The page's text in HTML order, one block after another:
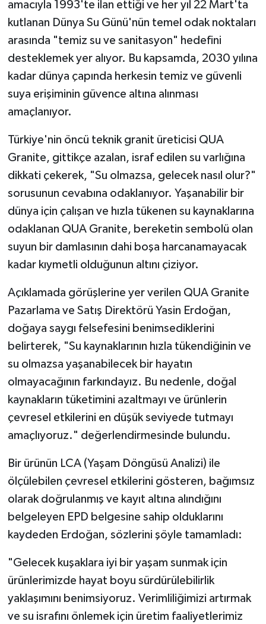
amacıyla 1993'te ilan ettiği ve her yıl 22 Mart'ta
kutlanan Dünya Su Günü'nün temel odak noktaları
arasında "temiz su ve sanitasyon" hedefini
desteklemek yer alıyor. Bu kapsamda, 2030 yılına
kadar dünya çapında herkesin temiz ve güvenli
suya erişiminin güvence altına alınması
amaçlanıyor.
Türkiye'nin öncü teknik granit üreticisi QUA
Granite, gittikçe azalan, israf edilen su varlığına
dikkati çekerek, "Su olmazsa, gelecek nasıl olur?"
sorusunun cevabına odaklanıyor. Yaşanabilir bir
dünya için çalışan ve hızla tükenen su kaynaklarına
odaklanan QUA Granite, bereketin sembolü olan
suyun bir damlasının dahi boşa harcanamayacak
kadar kıymetli olduğunun altını çiziyor.
Açıklamada görüşlerine yer verilen QUA Granite
Pazarlama ve Satış Direktörü Yasin Erdoğan,
doğaya saygı felsefesini benimsediklerini
belirterek, "Su kaynaklarının hızla tükendiğinin ve
su olmazsa yaşanabilecek bir hayatın
olmayacağının farkındayız. Bu nedenle, doğal
kaynakların tüketimini azaltmayı ve ürünlerin
çevresel etkilerini en düşük seviyede tutmayı
amaçlıyoruz." değerlendirmesinde bulundu.
Bir ürünün LCA (Yaşam Döngüsü Analizi) ile
ölçülebilen çevresel etkilerini gösteren, bağımsız
olarak doğrulanmış ve kayıt altına alındığını
belgeleyen EPD belgesine sahip olduklarını
kaydeden Erdoğan, sözlerini şöyle tamamladı:
"Gelecek kuşaklara iyi bir yaşam sunmak için
ürünlerimizde hayat boyu sürdürülebilirlik
yaklaşımını benimsiyoruz. Verimliliğimizi artırmak
ve su israfını önlemek için üretim faaliyetlerimiz